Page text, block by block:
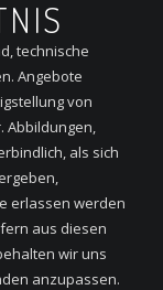
technische
Angebote
von
Abbildungen,
als sich
erlassen werden
aus diesen
wir uns
anzupassen.